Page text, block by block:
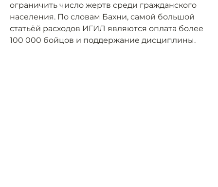
ограничить число жертв среди гражданского
населения. По словам Бахни, самой большой
статьёй расходов ИГИЛ являются оплата более
100 000 бойцов и поддержание дисциплины.